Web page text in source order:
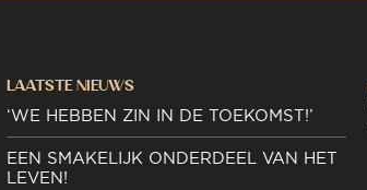
LAATSTE NIEUWS
‘WE HEBBEN ZIN IN DE TOEKOMST!’
EEN SMAKELIJK ONDERDEEL VAN HET
LEVEN!